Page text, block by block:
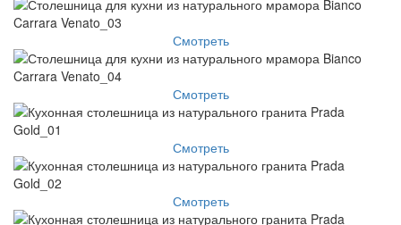
Смотреть
Смотреть
Смотреть
Смотреть